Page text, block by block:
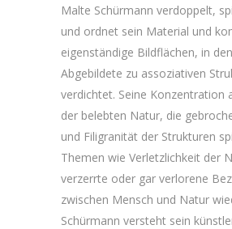
Malte Schürmann verdoppelt,
und ordnet sein Material und
eigenständige Bildflächen, in
Abgebildete zu assoziativen
verdichtet. Seine Konzentration
der belebten Natur, die
und Filigranität der Strukturen
Themen wie Verletzlichkeit der
verzerrte oder gar verlorene
zwischen Mensch und Natur
Schürmann versteht sein